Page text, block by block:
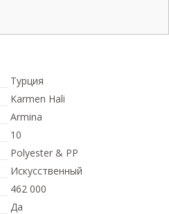
Турция
Karmen Hali
Armina
10
Polyester & PP
Искусственный
462 000
Да